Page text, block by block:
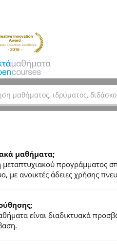
μαθήματα;
προγράμματος
με ανοικτές άδειες χρήσης
είναι διαδικτυακά